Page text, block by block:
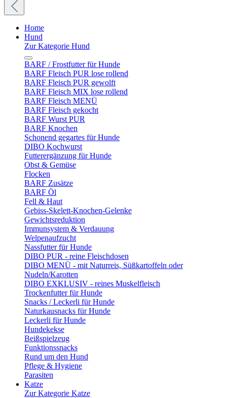
Home
Hund
Zur Kategorie Hund
BARF / Frostfutter für Hunde
BARF Fleisch PUR lose rollend
BARF Fleisch PUR gewolft
BARF Fleisch MIX lose rollend
BARF Fleisch MENÜ
BARF Fleisch gekocht
BARF Wurst PUR
BARF Knochen
Schonend gegartes für Hunde
DIBO Kochwurst
Futterergänzung für Hunde
Obst & Gemüse
Flocken
BARF Zusätze
BARF Öl
Fell & Haut
Gebiss-Skelett-Knochen-Gelenke
Gewichtsreduktion
Immunsystem & Verdauung
Welpenaufzucht
Nassfutter für Hunde
DIBO PUR - reine Fleischdosen
DIBO MENÜ - mit Naturreis, Süßkartoffeln oder
Nudeln/Karotten
DIBO EXKLUSIV - reines Muskelfleisch
Trockenfutter für Hunde
Snacks / Leckerli für Hunde
Naturkausnacks für Hunde
Leckerli für Hunde
Hundekekse
Beißspielzeug
Funktionssnacks
Rund um den Hund
Pflege & Hygiene
Parasiten
Katze
Zur Kategorie Katze